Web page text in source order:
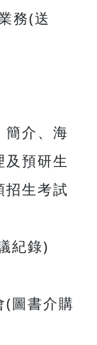
務(送
簡介、海
預研生
招生考試
紀錄)
(圖書介購